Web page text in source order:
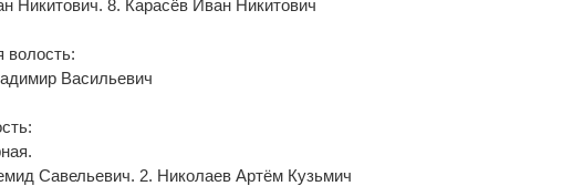
Никитович. 8. Карасёв Иван Никитович
волость:
Васильевич
Савельевич. 2. Николаев Артём Кузьмич